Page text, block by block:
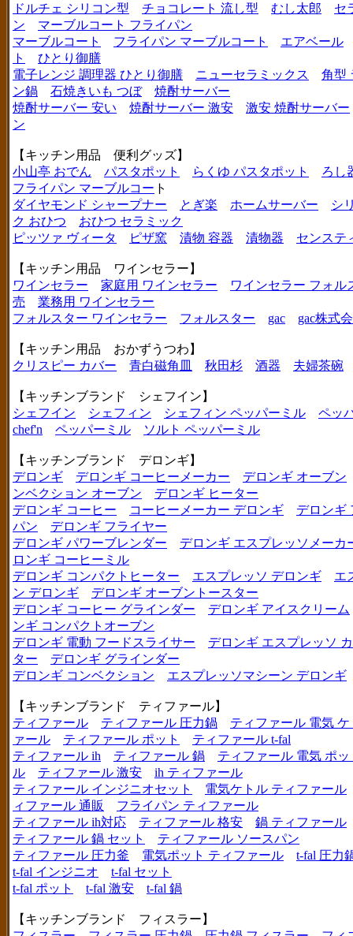
ドルチェ シリコン型
チョコレート 流し型 むし太郎
セ
ン
マーブルコート フライパン
マーブルコート
フライパン マーブルコート
エアベール
ト
ひとり御膳
電子レンジ 調理器 ひとり御膳
ニューセラミックス
角型
ン鍋
石焼きいも つぼ
焼酎サーバー
焼酎サーバー 安い
焼酎サーバー 激安
激安 焼酎サーバー
ン
【キッチン用品 便利グッズ】
小山亭 おでん
パスタポット らくゆ パスタポット
ろし
フライパン マーブルコー ト
ダイヤモンド シャープナー
とぎ楽 ホームサーバー
シ
ク おひつ
おひつ セラミック
ピッツァ ヴィータ
ピザ窯 漬物 容器 漬物器 センステ
【キッチン用品 ワインセラー】
ワインセラー
家庭用 ワインセラー
ワインセラー フォル
売
業務用 ワインセラー
フォルスター ワインセラー
フォルスター gac gac株式
【キッチン用品 おかずうつわ】
クリスピー カバー
青白磁角皿 秋田杉 酒器 夫婦茶碗
【キッチンブランド シェフイン】
シェフイン
シェフィン シェフィン ペッパーミル
ペッ
chef'n
ペッパーミル ソルト ペッパーミル
【キッチンブランド デロンギ】
デロンギ
デロンギ コーヒーメーカー
デロンギ オーブン
ンベクション オーブン
デロンギ ヒーター
デロンギ コーヒー
コーヒーメーカー デロンギ
デロンギ
パン
デロンギ フライヤー
デロンギ パワーブレンダー
デロンギ エスプレッソメーカ
ロンギ コーヒーミル
デロンギ コンパクトヒーター
エスプレッソ デロンギ
エ
ン デロンギ
デロンギ オーブントースター
デロンギ コーヒー グラインダー
デロンギ アイスクリーム
ンギ コンパクトオーブン
デロンギ 電動 フードスライサー
デロンギ エスプレッソ
ター
デロンギ グラインダー
デロンギ コンベクション
エスプレッソマシーン デロンギ
【キッチンブランド ティファール】
ティファール
ティファール 圧力鍋
ティファール 電気 ケ
ァール
ティファール ポット
ティファール t-fal
ティファール ih
ティファール 鍋
ティファール 電気 ポッ
ル
ティファール 激安
ih ティファール
ティファール インジニオセット
電気ケトル ティファール
ィファール 通販
フライパン ティファール
ティファール ih対応
ティファール 格安
鍋 ティファール
ティファール 鍋 セット
ティファール ソースパン
ティファール 圧力釜
電気ポット ティファール
t-fal 圧力
t-fal インジニオ
t-fal セット
t-fal ポット
t-fal 激安 t-fal 鍋
【キッチンブランド フィスラー】